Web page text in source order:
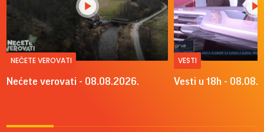
NEĆETE VEROVATI
Nećete verovati - 08.08.2026.
VESTI
Vesti u 18h -